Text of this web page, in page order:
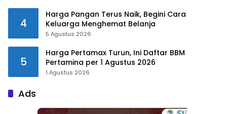
4
Harga Pangan Terus Naik, Begini Cara
Keluarga Menghemat Belanja
5 Agustus 2026
5
Harga Pertamax Turun, Ini Daftar BBM
Pertamina per 1 Agustus 2026
1 Agustus 2026
Ads